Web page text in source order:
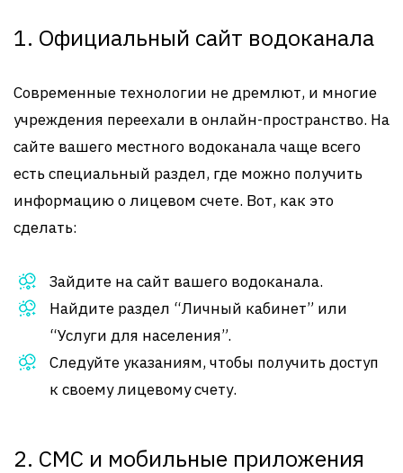
1. Официальный сайт водоканала
Современные технологии не дремлют, и многие
учреждения переехали в онлайн-пространство. На
сайте вашего местного водоканала чаще всего
есть специальный раздел, где можно получить
информацию о лицевом счете. Вот, как это
сделать:
Зайдите на сайт вашего водоканала.
Найдите раздел “Личный кабинет” или
“Услуги для населения”.
Следуйте указаниям, чтобы получить доступ
к своему лицевому счету.
2. СМС и мобильные приложения